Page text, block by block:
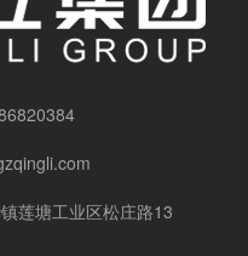
莲塘工业区松庄路13